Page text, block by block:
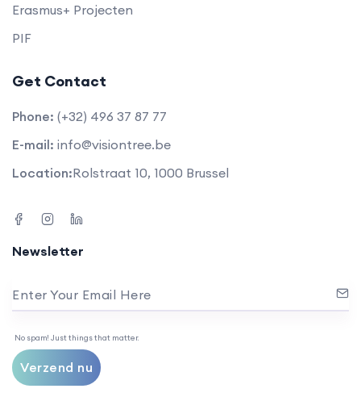
Erasmus+ Projecten
PIF
Get Contact
Phone: (+32) 496 37 87 77
E-mail: info@visiontree.be
Location:Rolstraat 10, 1000 Brussel
Newsletter
Enter Your Email Here
No spam! Just things that matter.
Verzend nu